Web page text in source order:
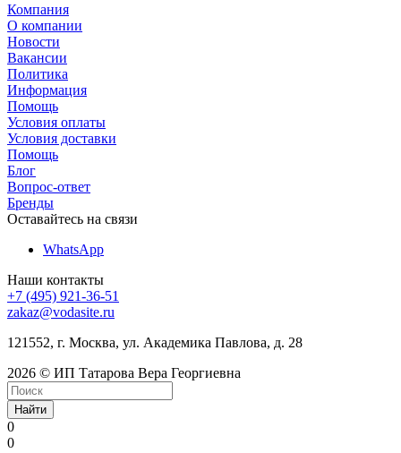
Компания
О компании
Новости
Вакансии
Политика
Информация
Помощь
Условия оплаты
Условия доставки
Помощь
Блог
Вопрос-ответ
Бренды
Оставайтесь на связи
WhatsApp
Наши контакты
+7 (495) 921-36-51
zakaz@vodasite.ru
121552, г. Москва, ул. Академика Павлова, д. 28
2026 © ИП Татарова Вера Георгиевна
Найти
0
0